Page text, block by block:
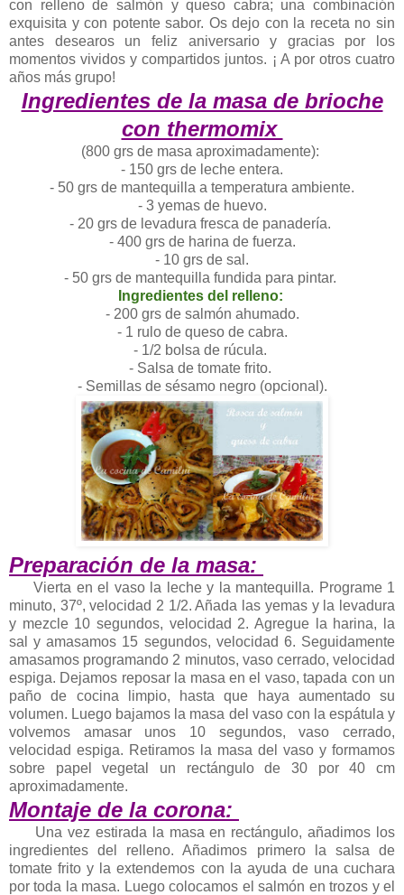
con relleno de salmón y queso cabra; una combinación
exquisita y con potente sabor. Os dejo con la receta no sin
antes desearos un feliz aniversario y gracias por los
momentos vividos y compartidos juntos. ¡ A por otros cuatro
años más grupo!
Ingredientes de la masa de brioche
con thermomix
(800 grs de masa aproximadamente):
- 150 grs de leche entera.
- 50 grs de mantequilla a temperatura ambiente.
- 3 yemas de huevo.
- 20 grs de levadura fresca de panadería.
- 400 grs de harina de fuerza.
- 10 grs de sal.
- 50 grs de mantequilla fundida para pintar.
Ingredientes del relleno:
- 200 grs de salmón ahumado.
- 1 rulo de queso de cabra.
- 1/2 bolsa de rúcula.
- Salsa de tomate frito.
- Semillas de sésamo negro (opcional).
Preparación de la masa:
Vierta en el vaso la leche y la mantequilla. Programe 1
minuto, 37º, velocidad 2 1/2. Añada las yemas y la levadura
y mezcle 10 segundos, velocidad 2. Agregue la harina, la
sal y amasamos 15 segundos, velocidad 6. Seguidamente
amasamos programando 2 minutos, vaso cerrado, velocidad
espiga. Dejamos reposar la masa en el vaso, tapada con un
paño de cocina limpio, hasta que haya aumentado su
volumen. Luego bajamos la masa del vaso con la espátula y
volvemos amasar unos 10 segundos, vaso cerrado,
velocidad espiga. Retiramos la masa del vaso y formamos
sobre papel vegetal un rectángulo de 30 por 40 cm
aproximadamente.
Montaje de la corona:
Una vez estirada la masa en rectángulo, añadimos los
ingredientes del relleno. Añadimos primero la salsa de
tomate frito y la extendemos con la ayuda de una cuchara
por toda la masa. Luego colocamos el salmón en trozos y el